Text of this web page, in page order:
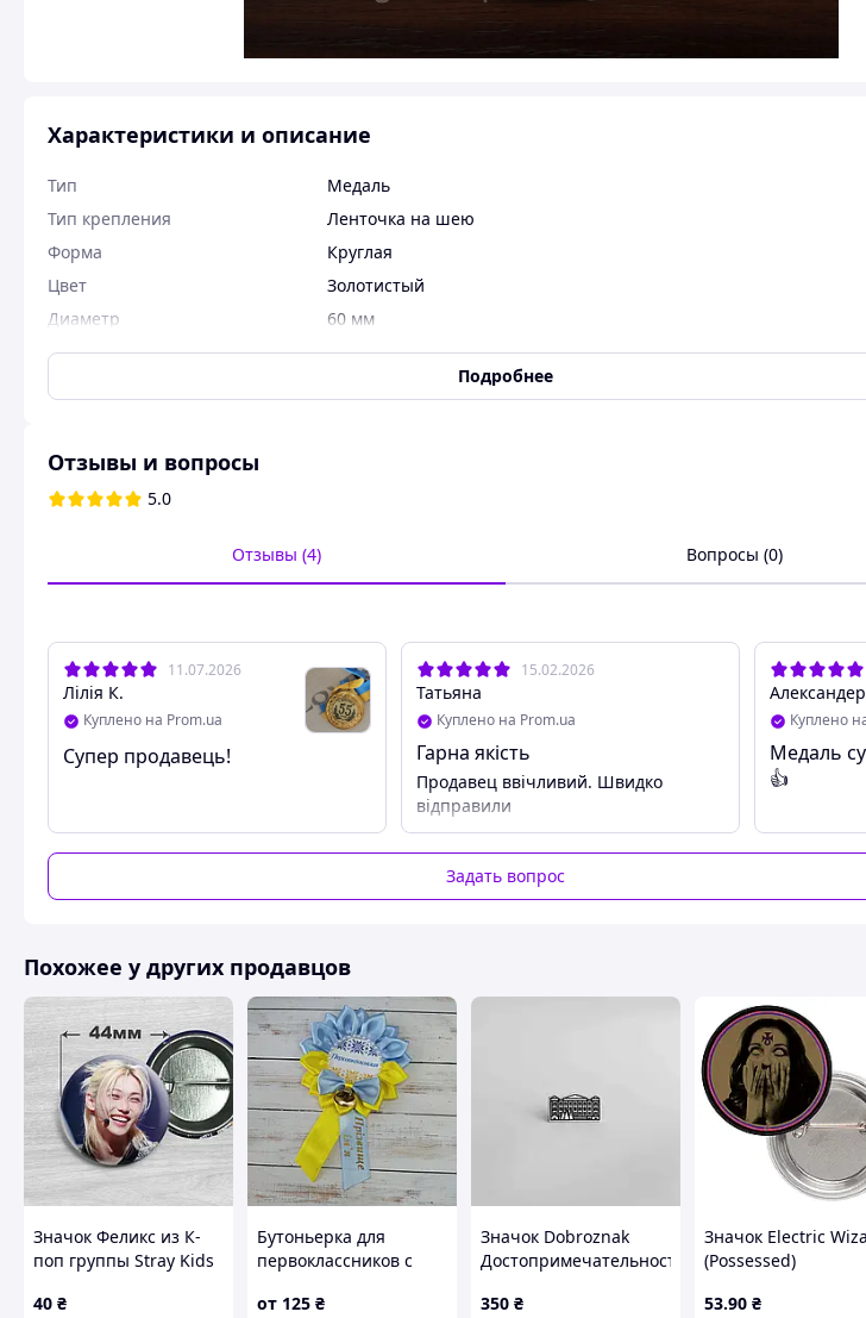
Характеристики и описание
Тип
Медаль
Тип крепления
Ленточка на шею
Форма
Круглая
Цвет
Золотистый
Диаметр
60 мм
Страна производитель
Украина
Материал: металл.
Диаметр: 6 см.
Похожие товары по характеристикам
Подробнее
Отзывы и вопросы
5.0
Отзывы (4) Вопросы (0)
11.07.2026
Лілія К.
Куплено на Prom.ua
Супер продавець!
15.02.2026
Татьяна
Куплено на Prom.ua
Гарна якість
Продавец ввічливий. Швидко
відправили
Куплено
Медаль
👍
Задать вопрос
Похожее у других продавцов
Значок Феликс из К-
поп группы Stray Kids
44мм
40 ₴
Бутоньерка для
первоклассников с
от 125 ₴
Значок Dobroznak
Достопримечательности
Филармония Украины
350 ₴
Значок Electric
(Possessed)
53.90 ₴